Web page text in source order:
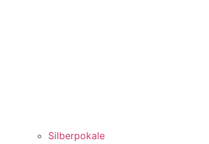
Silberpokale